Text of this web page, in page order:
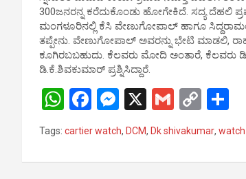
300ಜನರನ್ನ ಕರೆದುಕೊಂಡು ಹೋಗೇಕಿದೆ. ಸದ್ಯ ದೆಹಲಿ
ಮಂಗಳೂರಿನಲ್ಲಿ ಕೆಸಿ ವೇಣುಗೋಪಾಲ್ ಹಾಗೂ
ತಪ್ಪೇನು. ವೇಣುಗೋಪಾಲ್ ಅವರನ್ನು ಭೇಟಿ ಮಾಡಲಿ,
ಕೂಗಿರಬಬಹುದು. ಕೆಲವರು ಮೋದಿ ಅಂತಾರೆ, ಕೆಲವರು ಡಿಕೆ
ಡಿ.ಕೆ.ಶಿವಕುಮಾರ್ ಪ್ರಶ್ನಿಸಿದ್ದಾರೆ.
W
at
s
F
ce
b
M
es
se
n
X
G
m
ail
C
py
Li
h
ar
e
Tags: cartier watch, DCM, Dk shivakumar, watch